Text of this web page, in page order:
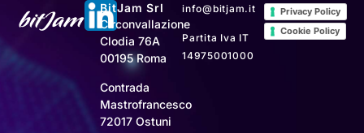
BitJam Srl
Circonvallazione
Clodia 76A
00195 Roma
Contrada
Mastrofrancesco
72017 Ostuni
info@bitjam.it
Partita Iva IT
14975001000
Privacy Policy
Cookie Policy